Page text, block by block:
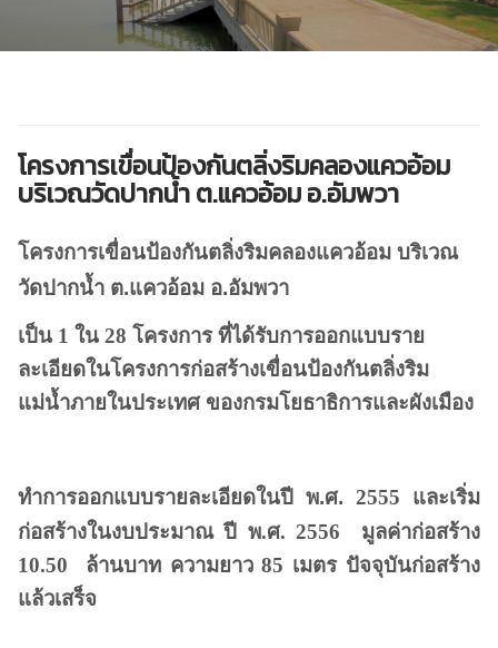
โครงการเขื่อนป้องกันตลิ่งริมคลองแควอ้อม
บริเวณวัดปากน้ำ ต.แควอ้อม อ.อัมพวา
โครงการเขื่อนป้องกันตลิ่งริมคลองแควอ้อม บริเวณ
วัดปากน้ำ ต.แควอ้อม อ.อัมพวา
เป็น 1 ใน 28 โครงการ ที่ได้รับการออกแบบราย
ละเอียดในโครงการก่อสร้างเขื่อนป้องกันตลิ่งริม
แม่น้ำภายในประเทศ ของกรมโยธาธิการและผังเมือง
ทำการออกแบบรายละเอียดในปี พ.ศ. 2555 และเริ่ม
ก่อสร้างในงบประมาณ ปี พ.ศ.2556 มูลค่าก่อสร้าง
10.50 ล้านบาท ความยาว85 เมตร ปัจจุบันก่อสร้าง
แล้วเสร็จ